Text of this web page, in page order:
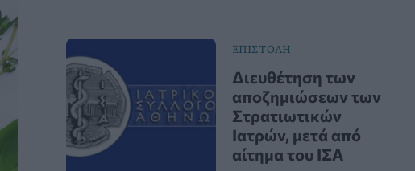
ΕΠΙΣΤΟΛΗ
Διευθέτηση των
αποζημιώσεων των
Στρατιωτικών
Ιατρών, μετά από
αίτημα του ΙΣΑ